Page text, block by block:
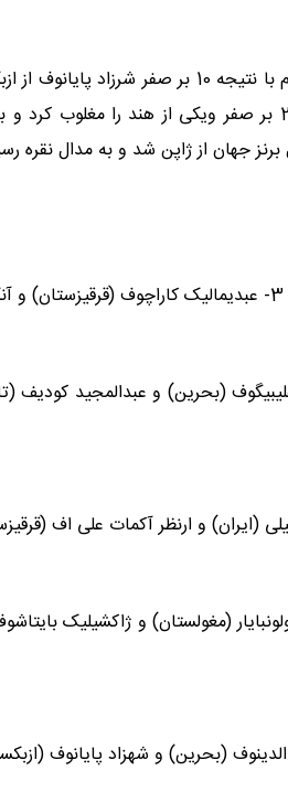
در وزن 97 کیلوگرم امیرعلی آذرپیرا پس از استراحت در دور اول، در دور دوم با
رو برداشت و به مرحله نیمه نهایی راه یافت. وی در این دیدار با نتیجه 2 بر صفر ویکی
داغی (ژاپن) 2- ساندیپ مان (هند) 3- سولدخو اولونبایار (مغولستان) و